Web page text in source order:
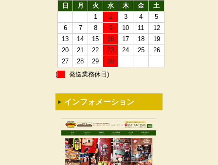
日
月 火 水 木 金
土
1
2 3 4
5
6
7 8 9 10 11
12
13
14 15 16 17 18
19
20
21 22 23 24 25
26
27
28 29
30
(
発送業務休日)
インフォメーション